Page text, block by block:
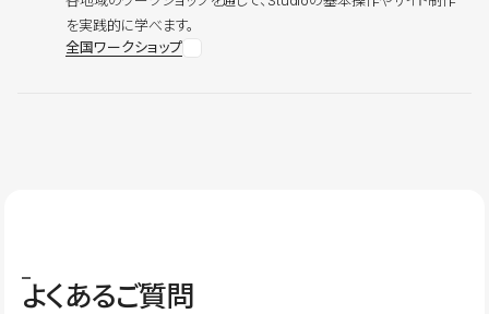
を実践的に学べます。
全国ワークショップ
よくあるご質問